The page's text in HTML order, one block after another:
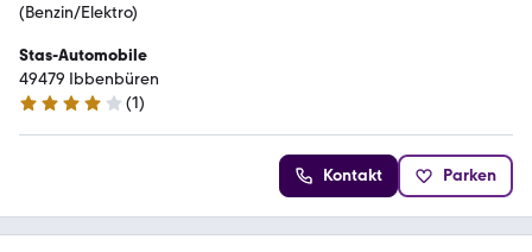
(Benzin/Elektro)
Stas-Automobile
49479 Ibbenbüren
4 Sterne
(1)
Kontakt Parken